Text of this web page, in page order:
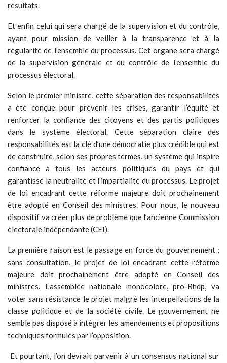
résultats.
Et enfin celui qui sera chargé de la supervision et du contrôle,
ayant pour mission de veiller à la transparence et à la
régularité de l’ensemble du processus. Cet organe sera chargé
de la supervision générale et du contrôle de l’ensemble du
processus électoral.
Selon le premier ministre, cette séparation des responsabilités
a été conçue pour prévenir les crises, garantir l’équité et
renforcer la confiance des citoyens et des partis politiques
dans le système électoral. Cette séparation claire des
responsabilités est la clé d’une démocratie plus crédible qui est
de construire, selon ses propres termes, un système qui inspire
confiance à tous les acteurs politiques du pays et qui
garantisse la neutralité et l’impartialité du processus. Le projet
de loi encadrant cette réforme majeure doit prochainement
être adopté en Conseil des ministres. Pour nous, le nouveau
dispositif va créer plus de problème que l’ancienne Commission
électorale indépendante (CEI).
La première raison est le passage en force du gouvernement ;
sans consultation, le projet de loi encadrant cette réforme
majeure doit prochainement être adopté en Conseil des
ministres. L’assemblée nationale monocolore, pro-Rhdp, va
voter sans résistance le projet malgré les interpellations de la
classe politique et de la société civile. Le gouvernement ne
semble pas disposé à intégrer les amendements et propositions
techniques formulés par l’opposition.
Et pourtant, l’on devrait parvenir à un consensus national sur